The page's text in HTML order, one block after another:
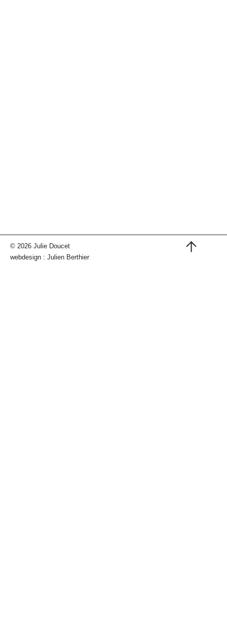
© 2026 Julie Doucet
webdesign : Julien Berthier